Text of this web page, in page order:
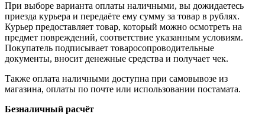
При выборе варианта оплаты наличными, вы дожидаетесь
приезда курьера и передаёте ему сумму за товар в рублях.
Курьер предоставляет товар, который можно осмотреть на
предмет повреждений, соответствие указанным условиям.
Покупатель подписывает товаросопроводительные
документы, вносит денежные средства и получает чек.
Также оплата наличными доступна при самовывозе из
магазина, оплаты по почте или использовании постамата.
Безналичный расчёт